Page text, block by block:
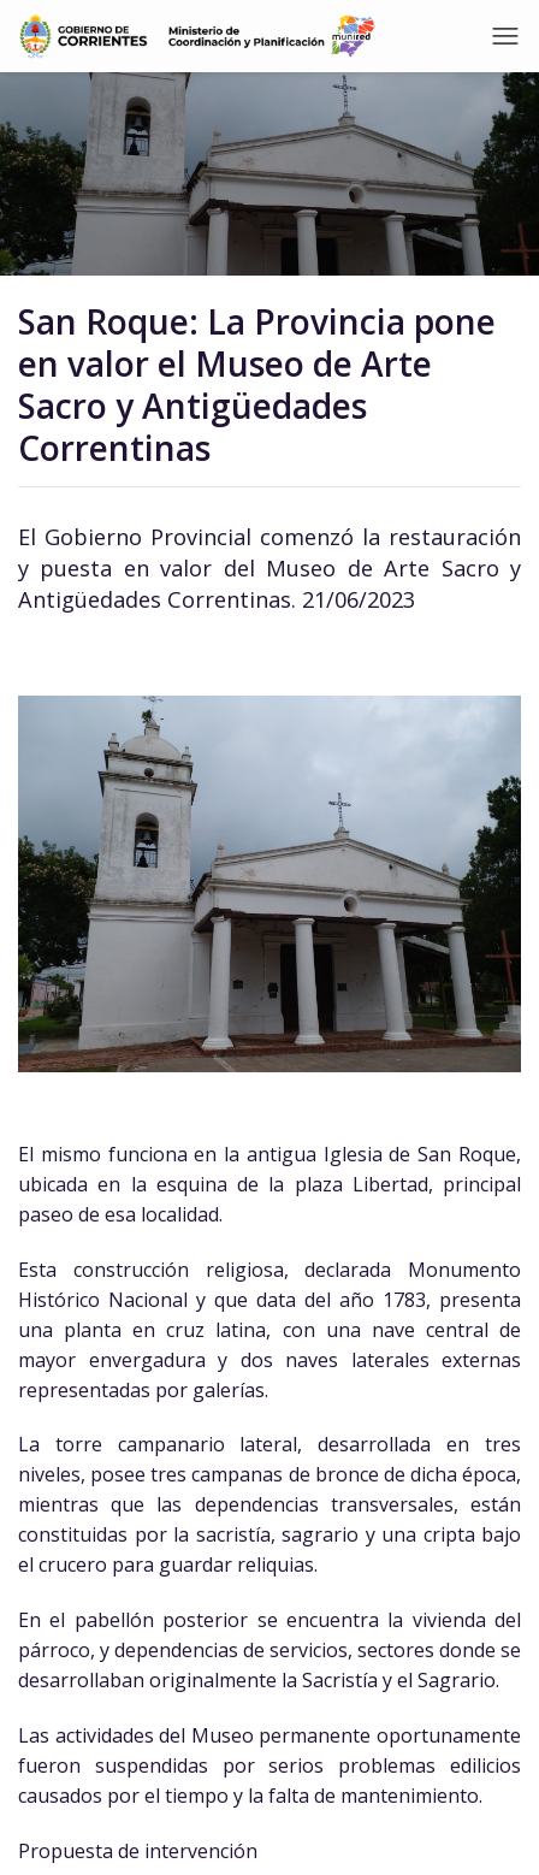
San Roque: La Provincia pone
en valor el Museo de Arte
Sacro y Antigüedades
Correntinas
El Gobierno Provincial comenzó la restauración
y puesta en valor del Museo de Arte Sacro y
Antigüedades Correntinas. 21/06/2023
El mismo funciona en la antigua Iglesia de San Roque,
ubicada en la esquina de la plaza Libertad, principal
paseo de esa localidad.
Esta construcción religiosa, declarada Monumento
Histórico Nacional y que data del año 1783, presenta
una planta en cruz latina, con una nave central de
mayor envergadura y dos naves laterales externas
representadas por galerías.
La torre campanario lateral, desarrollada en tres
niveles, posee tres campanas de bronce de dicha época,
mientras que las dependencias transversales, están
constituidas por la sacristía, sagrario y una cripta bajo
el crucero para guardar reliquias.
En el pabellón posterior se encuentra la vivienda del
párroco, y dependencias de servicios, sectores donde se
desarrollaban originalmente la Sacristía y el Sagrario.
Las actividades del Museo permanente oportunamente
fueron suspendidas por serios problemas edilicios
causados por el tiempo y la falta de mantenimiento.
Propuesta de intervención